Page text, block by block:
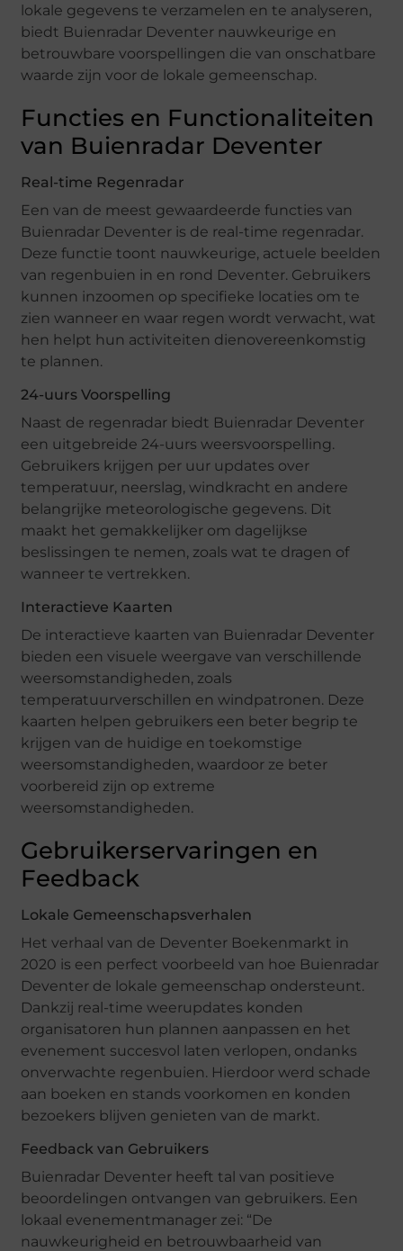
lokale gegevens te verzamelen en te analyseren,
biedt Buienradar Deventer nauwkeurige en
betrouwbare voorspellingen die van onschatbare
waarde zijn voor de lokale gemeenschap.
Functies en Functionaliteiten
van Buienradar Deventer
Real-time Regenradar
Een van de meest gewaardeerde functies van
Buienradar Deventer is de real-time regenradar.
Deze functie toont nauwkeurige, actuele beelden
van regenbuien in en rond Deventer. Gebruikers
kunnen inzoomen op specifieke locaties om te
zien wanneer en waar regen wordt verwacht, wat
hen helpt hun activiteiten dienovereenkomstig
te plannen.
24-uurs Voorspelling
Naast de regenradar biedt Buienradar Deventer
een uitgebreide 24-uurs weersvoorspelling.
Gebruikers krijgen per uur updates over
temperatuur, neerslag, windkracht en andere
belangrijke meteorologische gegevens. Dit
maakt het gemakkelijker om dagelijkse
beslissingen te nemen, zoals wat te dragen of
wanneer te vertrekken.
Interactieve Kaarten
De interactieve kaarten van Buienradar Deventer
bieden een visuele weergave van verschillende
weersomstandigheden, zoals
temperatuurverschillen en windpatronen. Deze
kaarten helpen gebruikers een beter begrip te
krijgen van de huidige en toekomstige
weersomstandigheden, waardoor ze beter
voorbereid zijn op extreme
weersomstandigheden.
Gebruikerservaringen en
Feedback
Lokale Gemeenschapsverhalen
Het verhaal van de Deventer Boekenmarkt in
2020 is een perfect voorbeeld van hoe Buienradar
Deventer de lokale gemeenschap ondersteunt.
Dankzij real-time weerupdates konden
organisatoren hun plannen aanpassen en het
evenement succesvol laten verlopen, ondanks
onverwachte regenbuien. Hierdoor werd schade
aan boeken en stands voorkomen en konden
bezoekers blijven genieten van de markt.
Feedback van Gebruikers
Buienradar Deventer heeft tal van positieve
beoordelingen ontvangen van gebruikers. Een
lokaal evenementmanager zei: “De
nauwkeurigheid en betrouwbaarheid van